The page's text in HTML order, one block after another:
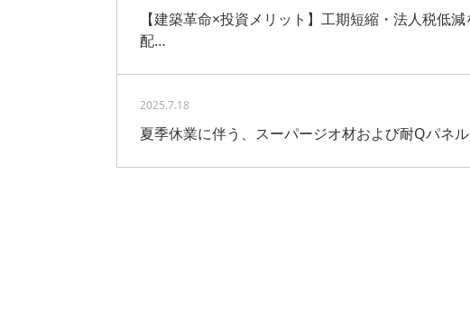
【建築革命×投資メリット】工期短縮・法人税低
配…
2025.7.18
夏季休業に伴う、スーパージオ材および耐Qパネ